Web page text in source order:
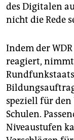
des Digitalen
nicht die Rede
Indem der
reagiert,
speziell für
Schulen.
Niveaustufen